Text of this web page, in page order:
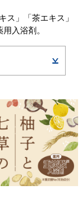
ス」「茶エキス」
入浴剤。